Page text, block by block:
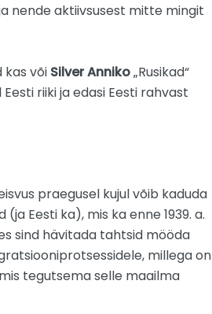
nende aktiivsusest mitte mingit
kas või Silver Anniko„Rusikad“
riiki ja edasi Eesti rahvast
praegusel kujul võib kaduda
Eesti ka), mis ka enne 1939. a.
sind hävitada tahtsid mööda
millega on
tegutsema selle maailma